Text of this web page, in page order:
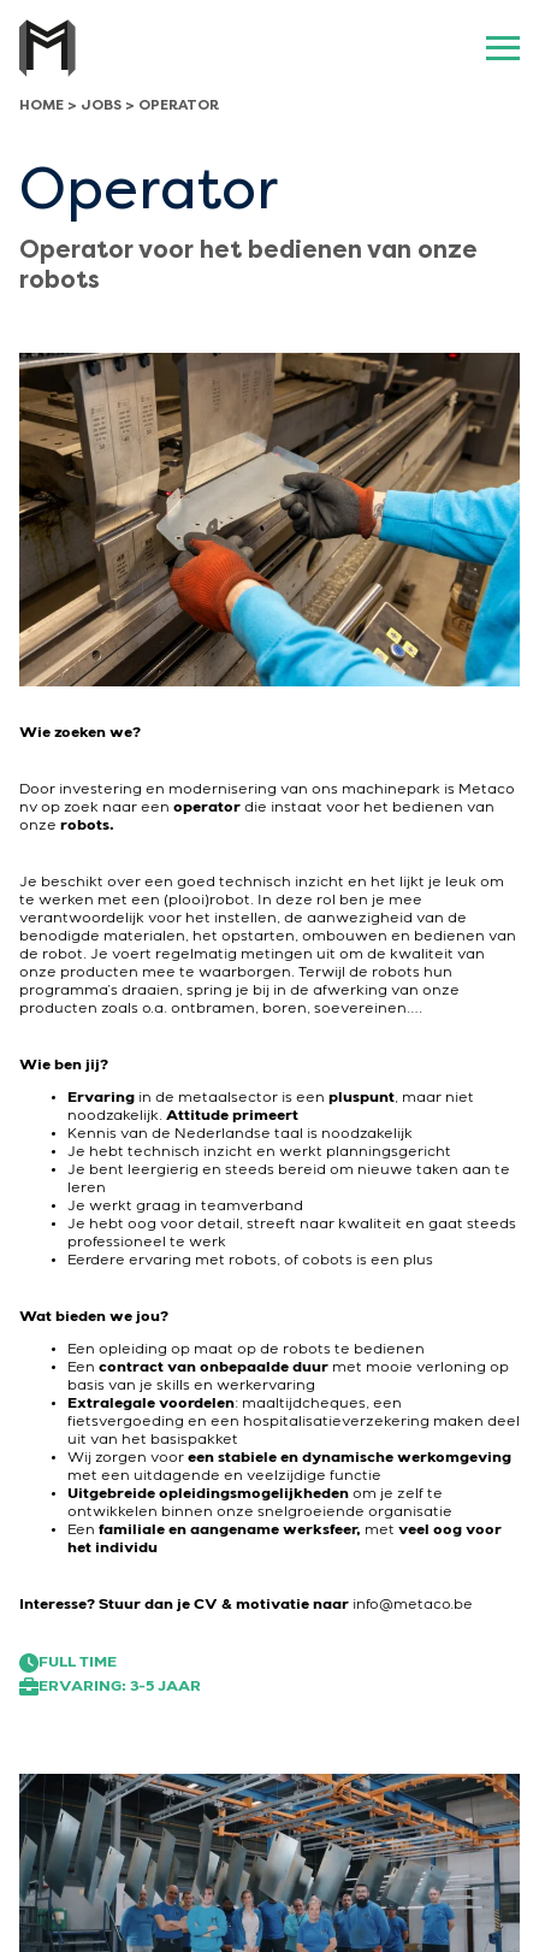
HOME > JOBS > OPERATOR
Operator
Operator voor het bedienen van onze
robots
Wie zoeken we?
Door investering en modernisering van ons machinepark is Metaco
nv op zoek naar een operator die instaat voor het bedienen van
onze robots.
Je beschikt over een goed technisch inzicht en het lijkt je leuk om
te werken met een (plooi)robot. In deze rol ben je mee
verantwoordelijk voor het instellen, de aanwezigheid van de
benodigde materialen, het opstarten, ombouwen en bedienen van
de robot. Je voert regelmatig metingen uit om de kwaliteit van
onze producten mee te waarborgen. Terwijl de robots hun
programma’s draaien, spring je bij in de afwerking van onze
producten zoals o.a. ontbramen, boren, soevereinen….
Wie ben jij?
Ervaring in de metaalsector is een pluspunt, maar niet
noodzakelijk. Attitude primeert
Kennis van de Nederlandse taal is noodzakelijk
Je hebt technisch inzicht en werkt planningsgericht
Je bent leergierig en steeds bereid om nieuwe taken aan te
leren
Je werkt graag in teamverband
Je hebt oog voor detail, streeft naar kwaliteit en gaat steeds
professioneel te werk
Eerdere ervaring met robots, of cobots is een plus
Wat bieden we jou?
Een opleiding op maat op de robots te bedienen
Een contract van onbepaalde duur met mooie verloning op
basis van je skills en werkervaring
Extralegale voordelen: maaltijdcheques, een
fietsvergoeding en een hospitalisatieverzekering maken deel
uit van het basispakket
Wij zorgen voor een stabiele en dynamische werkomgeving
met een uitdagende en veelzijdige functie
Uitgebreide opleidingsmogelijkheden om je zelf te
ontwikkelen binnen onze snelgroeiende organisatie
Een familiale en aangename werksfeer, met veel oog voor
het individu
Interesse? Stuur dan je CV & motivatie naar info@metaco.be
FULL TIME
ERVARING: 3-5 JAAR